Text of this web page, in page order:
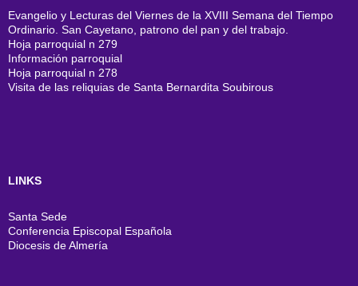
Evangelio y Lecturas del Viernes de la XVIII Semana del Tiempo
Ordinario. San Cayetano, patrono del pan y del trabajo.
Hoja parroquial n 279
Información parroquial
Hoja parroquial n 278
Visita de las reliquias de Santa Bernardita Soubirous
LINKS
Santa Sede
Conferencia Episcopal Española
Diocesis de Almería